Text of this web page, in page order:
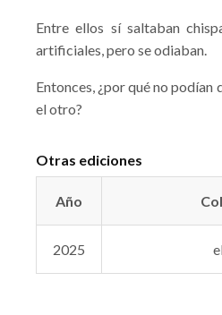
Entre ellos sí saltaban
artificiales, pero se odiaban.
Entonces, ¿por qué no podían
el otro?
Otras ediciones
Año
2025